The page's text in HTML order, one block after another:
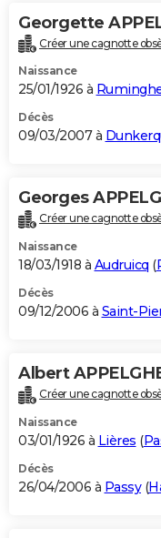
Georgette
Créer une cagnotte
Naissance
25/01/1926 à
Décès
09/03/2007 à
Georges
Créer une cagnotte
Naissance
18/03/1918 à Audruicq (
Décès
09/12/2006 à Saint-
Albert
Créer une cagnotte
Naissance
03/01/1926 à Lières (
Décès
26/04/2006 à Passy(